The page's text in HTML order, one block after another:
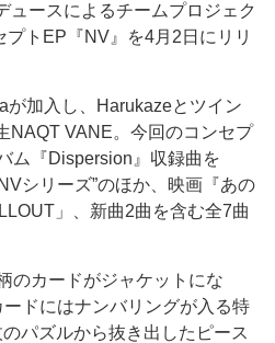
ースによるチームプロジェク
プトEP『NV』を4月2日にリリ
加入し、Harukazeとツイン
NAQT VANE。今回のコンセプ
ム『Dispersion』収録曲を
シリーズ”のほか、映画『あの
」、新曲2曲を含む全7曲
のカードがジャケットにな
ードにはナンバリングが入る特
パズルから抜き出したピース